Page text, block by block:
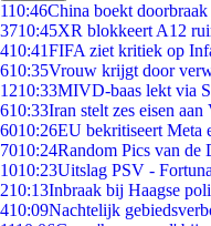
110:46China boekt
3710:45XR blokkeert A12
410:41FIFA ziet kritiek op
610:35Vrouw krijgt door
1210:33MIVD-baas lekt via
610:33Iran stelt zes eisen
6010:26EU bekritiseert Meta
7010:24Random Pics van de
1010:23Uitslag PSV -
210:13Inbraak bij Haagse
410:09Nachtelijk